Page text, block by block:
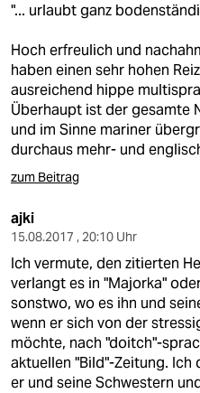
"... urlaubt ganz
Hoch erfreulich und
haben einen sehr hohen
ausreichend hippe
Überhaupt ist der gesamte
und im Sinne mariner
durchaus mehr- und
zum Beitrag
ajki
15.08.2017 , 20:10 Uhr
Ich vermute, den zitierten
verlangt es in "Majorka"
sonstwo, wo es ihn und
wenn er sich von der
möchte, nach "doitch"-
aktuellen "Bild"-Zeitung. Ich
er und seine Schwestern